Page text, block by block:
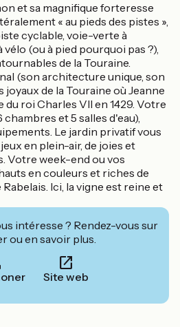
et sa magnifique forteresse
« au pieds des pistes »,
cyclable, voie-verte à
vélo (ou à pied pourquoi pas ?),
de la Touraine.
(son architecture unique, son
joyaux de la Touraine où Jeanne
du roi Charles VII en 1429. Votre
et 5 salles d'eau),
Le jardin privatif vous
en plein-air, de joies et
Votre week-end ou vos
en couleurs et riches de
Rabelais. Ici, la vigne est reine et
intéresse ? Rendez-vous sur
ou en savoir plus.
Site web